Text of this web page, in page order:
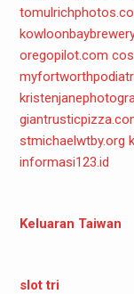
oregopilot.com
stmichaelwtby.org
informasi123.id
Keluaran Taiwan
slot tri